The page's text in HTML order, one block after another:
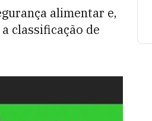
alimentar e,
classificação de